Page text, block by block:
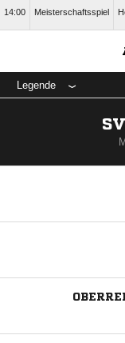
14:00 Meisterschaftsspiel
Legende